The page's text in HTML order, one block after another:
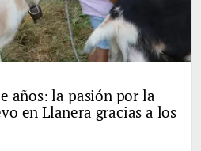
años: la pasión por la
en Llanera gracias a los